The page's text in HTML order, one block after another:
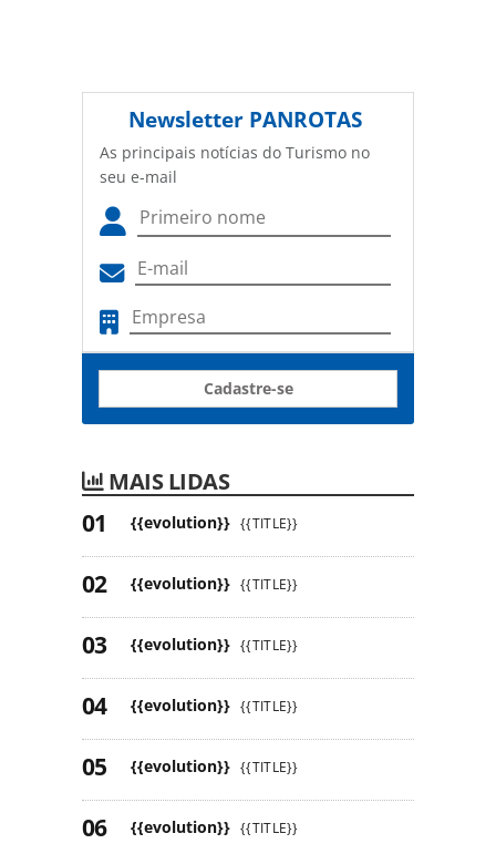
Newsletter PANROTAS
As principais notícias do Turismo no
seu e-mail
Cadastre-se
MAIS LIDAS
{{evolution}} {{TITLE}}
{{evolution}} {{TITLE}}
{{evolution}} {{TITLE}}
{{evolution}} {{TITLE}}
{{evolution}} {{TITLE}}
{{evolution}} {{TITLE}}